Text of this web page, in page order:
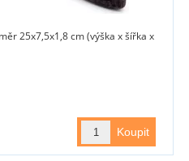
25x7,5x1,8 cm (výška x šířka x